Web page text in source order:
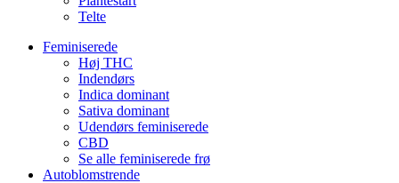
Telte
Feminiserede
Høj THC
Indendørs
Indica dominant
Sativa dominant
Udendørs feminiserede
CBD
Se alle feminiserede frø
Autoblomstrende